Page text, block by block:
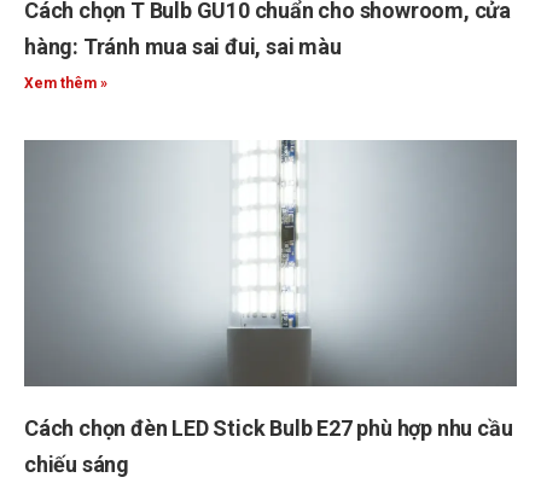
Cách chọn T Bulb GU10 chuẩn cho showroom, cửa
hàng: Tránh mua sai đui, sai màu
Xem thêm »
Cách chọn đèn LED Stick Bulb E27 phù hợp nhu cầu
chiếu sáng